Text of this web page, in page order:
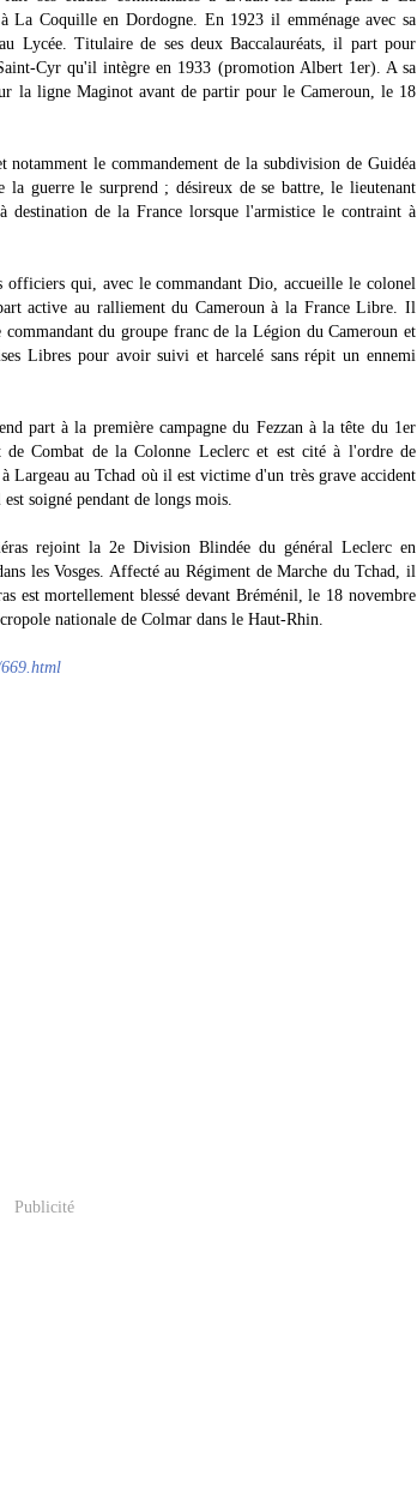
La Coquille en Dordogne. En 1923 il emménage avec sa
Lycée. Titulaire de ses deux Baccalauréats, il part pour
Cyr qu'il intègre en 1933 (promotion Albert 1er). A sa
la ligne Maginot avant de partir pour le Cameroun, le 18
notamment le commandement de la subdivision de Guidéa
guerre le surprend ; désireux de se battre, le lieutenant
destination de la France lorsque l'armistice le contraint à
qui, avec le commandant Dio, accueille le colonel
active au ralliement du Cameroun à la France Libre. Il
du groupe franc de la Légion du Cameroun et
Libres pour avoir suivi et harcelé sans répit un ennemi
part à la première campagne du Fezzan à la tête du 1er
de Combat de la Colonne Leclerc et est cité à l'ordre de
au Tchad où il est victime d'un très grave accident
soigné pendant de longs mois.
rejoint la 2e Division Blindée du général Leclerc en
les Vosges. Affecté au Régiment de Marche du Tchad, il
est mortellement blessé devant Bréménil, le 18 novembre
nationale de Colmar dans le Haut-Rhin.
Publicité